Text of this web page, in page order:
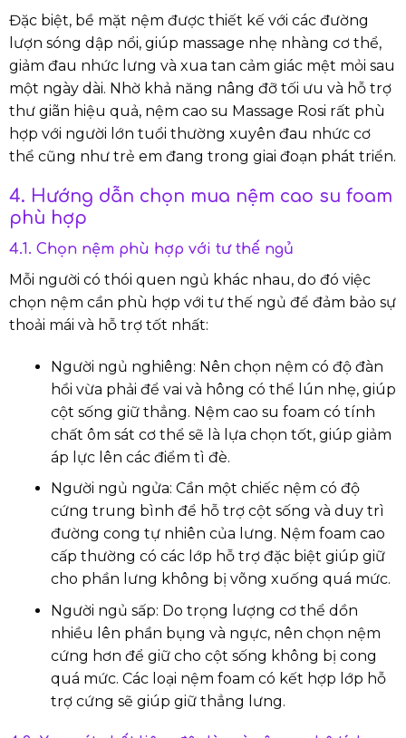
Đặc biệt, bề mặt nệm được thiết kế với các đường
lượn sóng dập nổi, giúp massage nhẹ nhàng cơ thể,
giảm đau nhức lưng và xua tan cảm giác mệt mỏi sau
một ngày dài. Nhờ khả năng nâng đỡ tối ưu và hỗ trợ
thư giãn hiệu quả, nệm cao su Massage Rosi rất phù
hợp với người lớn tuổi thường xuyên đau nhức cơ
thể cũng như trẻ em đang trong giai đoạn phát triển.
4. Hướng dẫn chọn mua nệm cao su foam
phù hợp
4.1. Chọn nệm phù hợp với tư thế ngủ
Mỗi người có thói quen ngủ khác nhau, do đó việc
chọn nệm cần phù hợp với tư thế ngủ để đảm bảo sự
thoải mái và hỗ trợ tốt nhất:
Người ngủ nghiêng: Nên chọn nệm có độ đàn
hồi vừa phải để vai và hông có thể lún nhẹ, giúp
cột sống giữ thẳng. Nệm cao su foam có tính
chất ôm sát cơ thể sẽ là lựa chọn tốt, giúp giảm
áp lực lên các điểm tì đè.
Người ngủ ngửa: Cần một chiếc nệm có độ
cứng trung bình để hỗ trợ cột sống và duy trì
đường cong tự nhiên của lưng. Nệm foam cao
cấp thường có các lớp hỗ trợ đặc biệt giúp giữ
cho phần lưng không bị võng xuống quá mức.
Người ngủ sấp: Do trọng lượng cơ thể dồn
nhiều lên phần bụng và ngực, nên chọn nệm
cứng hơn để giữ cho cột sống không bị cong
quá mức. Các loại nệm foam có kết hợp lớp hỗ
trợ cứng sẽ giúp giữ thẳng lưng.